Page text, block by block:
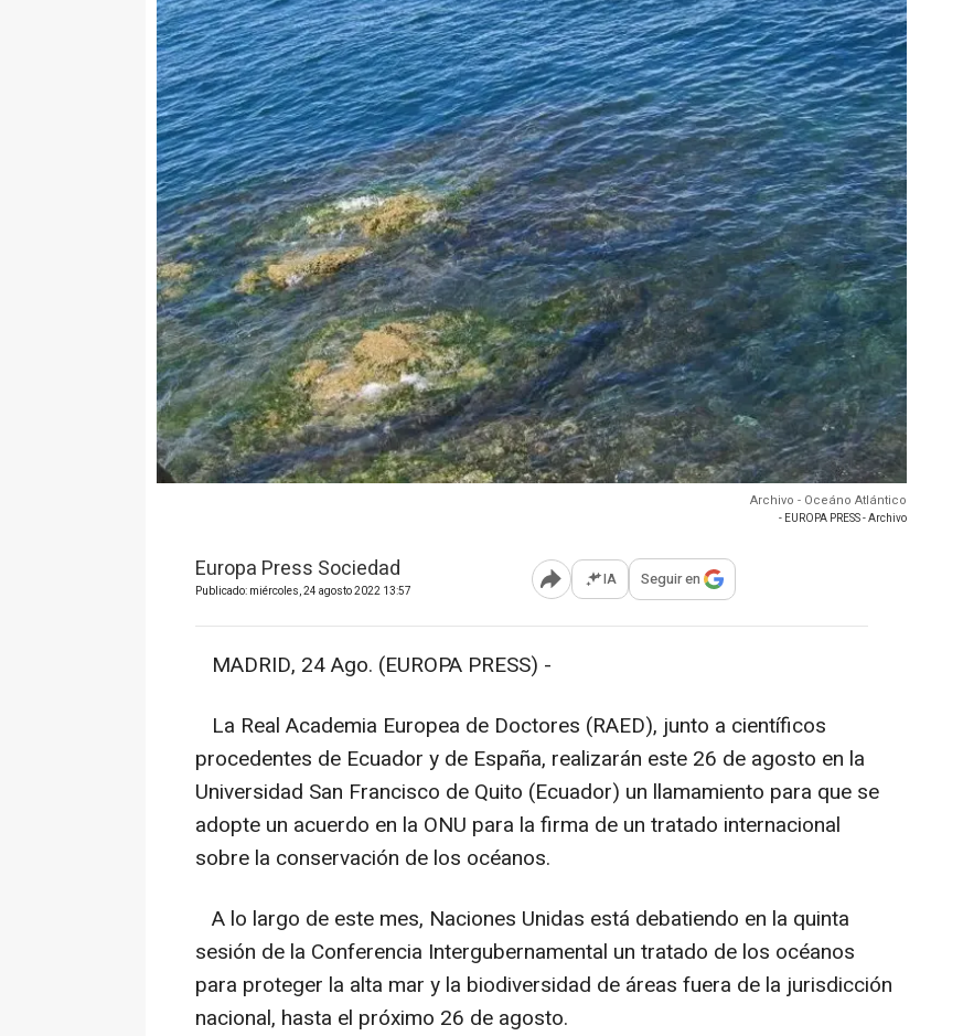
Archivo - Oceáno Atlántico
- EUROPA PRESS - Archivo
Europa Press Sociedad
Publicado: miércoles, 24 agosto 2022 13:57 Abrir opciones para compartir
IA Seguir en
MADRID, 24 Ago. (EUROPA PRESS) -
La Real Academia Europea de Doctores (RAED), junto a científicos
procedentes de Ecuador y de España, realizarán este 26 de agosto en la
Universidad San Francisco de Quito (Ecuador) un llamamiento para que se
adopte un acuerdo en la ONU para la firma de un tratado internacional
sobre la conservación de los océanos.
A lo largo de este mes, Naciones Unidas está debatiendo en la quinta
sesión de la Conferencia Intergubernamental un tratado de los océanos
para proteger la alta mar y la biodiversidad de áreas fuera de la jurisdicción
nacional, hasta el próximo 26 de agosto.